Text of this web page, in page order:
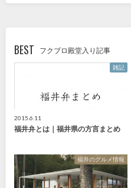
BEST フクブロ殿堂入り記事
雑記
2015.6.11
福井弁とは｜福井県の方言まとめ
福井のグルメ情報